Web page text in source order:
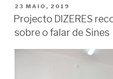
PUBLICADO
EM
23 MAIO, 2019
Projecto DIZERES
sobre o falar de Sines